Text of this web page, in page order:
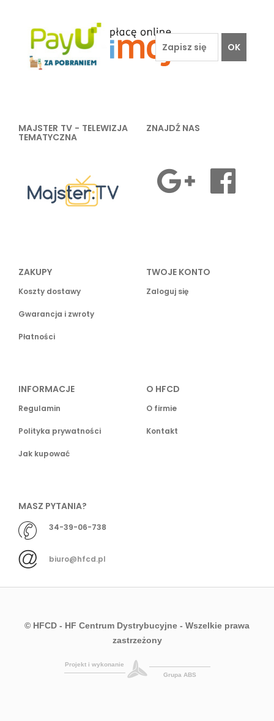
OK
MAJSTER TV - TELEWIZJA
TEMATYCZNA
ZNAJDŹ NAS
ZAKUPY
Koszty dostawy
Gwarancja i zwroty
Płatności
TWOJE KONTO
Zaloguj się
INFORMACJE
Regulamin
Polityka prywatności
Jak kupować
O HFCD
O firmie
Kontakt
MASZ PYTANIA?
34-39-06-738
biuro@hfcd.pl
© HFCD - HF Centrum Dystrybucyjne - Wszelkie prawa
zastrzeżony
Projekt i wykonanie
Grupa ABS